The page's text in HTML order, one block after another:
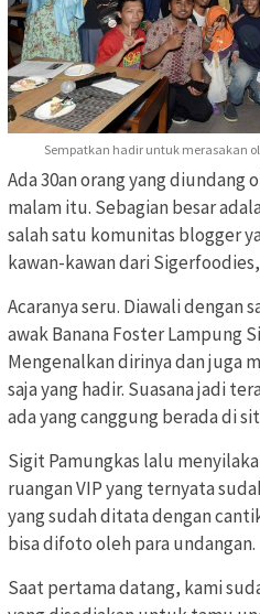
Sempatkan hadir untuk merasakan
Ada 30an orang yang diundang
malam itu. Sebagian besar
salah satu komunitas blogger
kawan-kawan dari
Acaranya seru. Diawali dengan
awak Banana Foster Lampung
Mengenalkan dirinya dan juga
saja yang hadir. Suasana jadi
ada yang canggung berada di
Sigit Pamungkas lalu
ruangan VIP yang ternyata
yang sudah ditata dengan
bisa difoto oleh para undangan.
Saat pertama datang, kami